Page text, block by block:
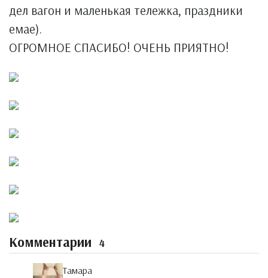
дел вагон и маленькая тележка, праздники
емае).
ОГРОМНОЕ СПАСИБО! ОЧЕНЬ ПРИЯТНО!
Комментарии 4
Тамара